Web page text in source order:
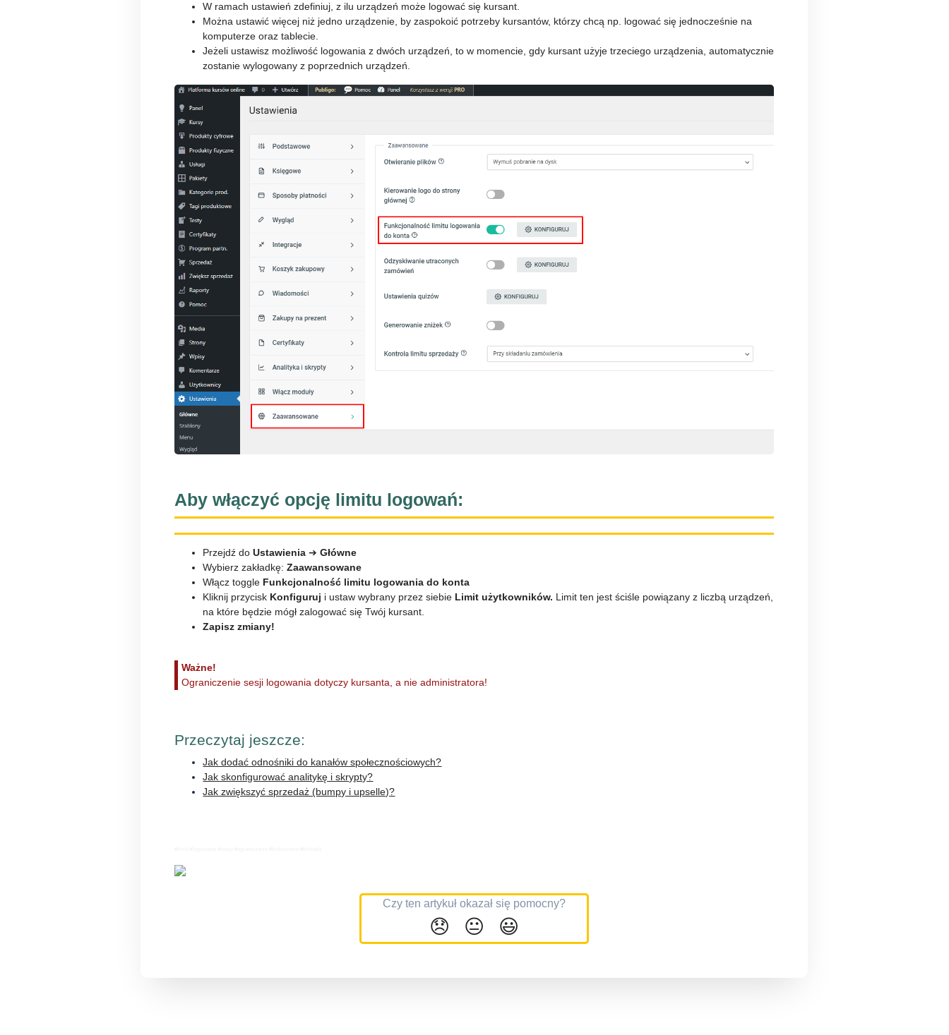
W ramach ustawień zdefiniuj, z ilu urządzeń może logować się kursant.
Można ustawić więcej niż jedno urządzenie, by zaspokoić potrzeby kursantów, którzy chcą np. logować się jednocześnie na
komputerze oraz tablecie.
Jeżeli ustawisz możliwość logowania z dwóch urządzeń, to w momencie, gdy kursant użyje trzeciego urządzenia, automatycznie
zostanie wylogowany z poprzednich urządzeń.
Aby włączyć opcję limitu logowań:
Przejdź doUstawienia➔Główne
Wybierz zakładkę:Zaawansowane
Włącz toggle Funkcjonalność limitu logowania do konta
Kliknij przycisk Konfiguruj i ustaw wybrany przez siebie Limit użytkowników. Limit ten jest ściśle powiązany z liczbą urządzeń,
na które będzie mógł zalogować się Twój kursant.
Zapisz zmiany!
Ważne!
Ograniczenie sesji logowania dotyczy kursanta, a nie administratora!
Przeczytaj jeszcze:
Jak dodać odnośniki do kanałów społecznościowych?
Jak skonfigurować analitykę i skrypty?
Jak zwiększyć sprzedaż (bumpy i upselle)?
Czy ten artykuł okazał się pomocny?
😞 😐 😃